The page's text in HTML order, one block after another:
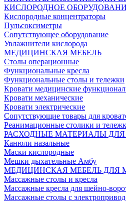
КИСЛОРОДНОЕ
Кислородные концентраторы
Пульсоксиметры
Сопутствующее оборудование
Увлажнители кислорода
МЕДИЦИНСКАЯ МЕБЕЛЬ
Столы операционные
Функциональные кресла
Функциональные столы и тележки
Кровати медицинские
Кровати механические
Кровати электрические
Сопутствующие товары для
Реанимационные столики и
РАСХОДНЫЕ МАТЕРИАЛЫ
Канюли назальные
Маски кислородные
Мешки дыхательные Амбу
МЕДИЦИНСКАЯ МЕБЕЛЬ ДЛЯ
Массажные столы и кресла
Массажные кресла для шейно-
Массажные столы с